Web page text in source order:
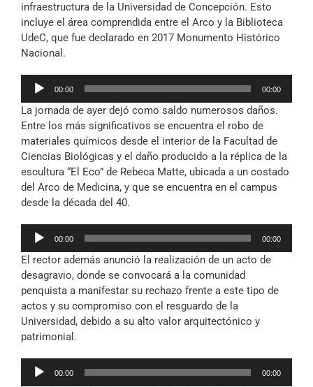
infraestructura de la Universidad de Concepción. Esto
incluye el área comprendida entre el Arco y la Biblioteca
UdeC, que fue declarado en 2017 Monumento Histórico
Nacional.
Reproductor
audio
00:00 00:00
La jornada de ayer dejó como saldo numerosos daños.
Entre los más significativos se encuentra el robo de
materiales químicos desde el interior de la Facultad de
Ciencias Biológicas y el daño producido a la réplica de la
escultura “El Eco” de Rebeca Matte, ubicada a un costado
del Arco de Medicina, y que se encuentra en el campus
desde la década del 40.
Reproductor
audio
00:00 00:00
El rector además anunció la realización de un acto de
desagravio, donde se convocará a la comunidad
penquista a manifestar su rechazo frente a este tipo de
actos y su compromiso con el resguardo de la
Universidad, debido a su alto valor arquitectónico y
patrimonial.
Reproductor
00:00 00:00